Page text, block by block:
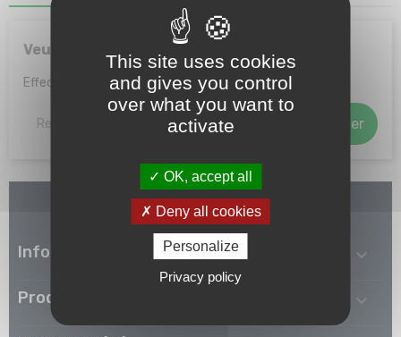
Veuillez nous excuser pour le désagrément.
Effectuez une nouvelle recherche
Rechercher
Informations 
Produits 
This site uses cookies
and gives you control
over what you want to
activate
OK, accept all
Deny all cookies
Personalize
Privacy policy